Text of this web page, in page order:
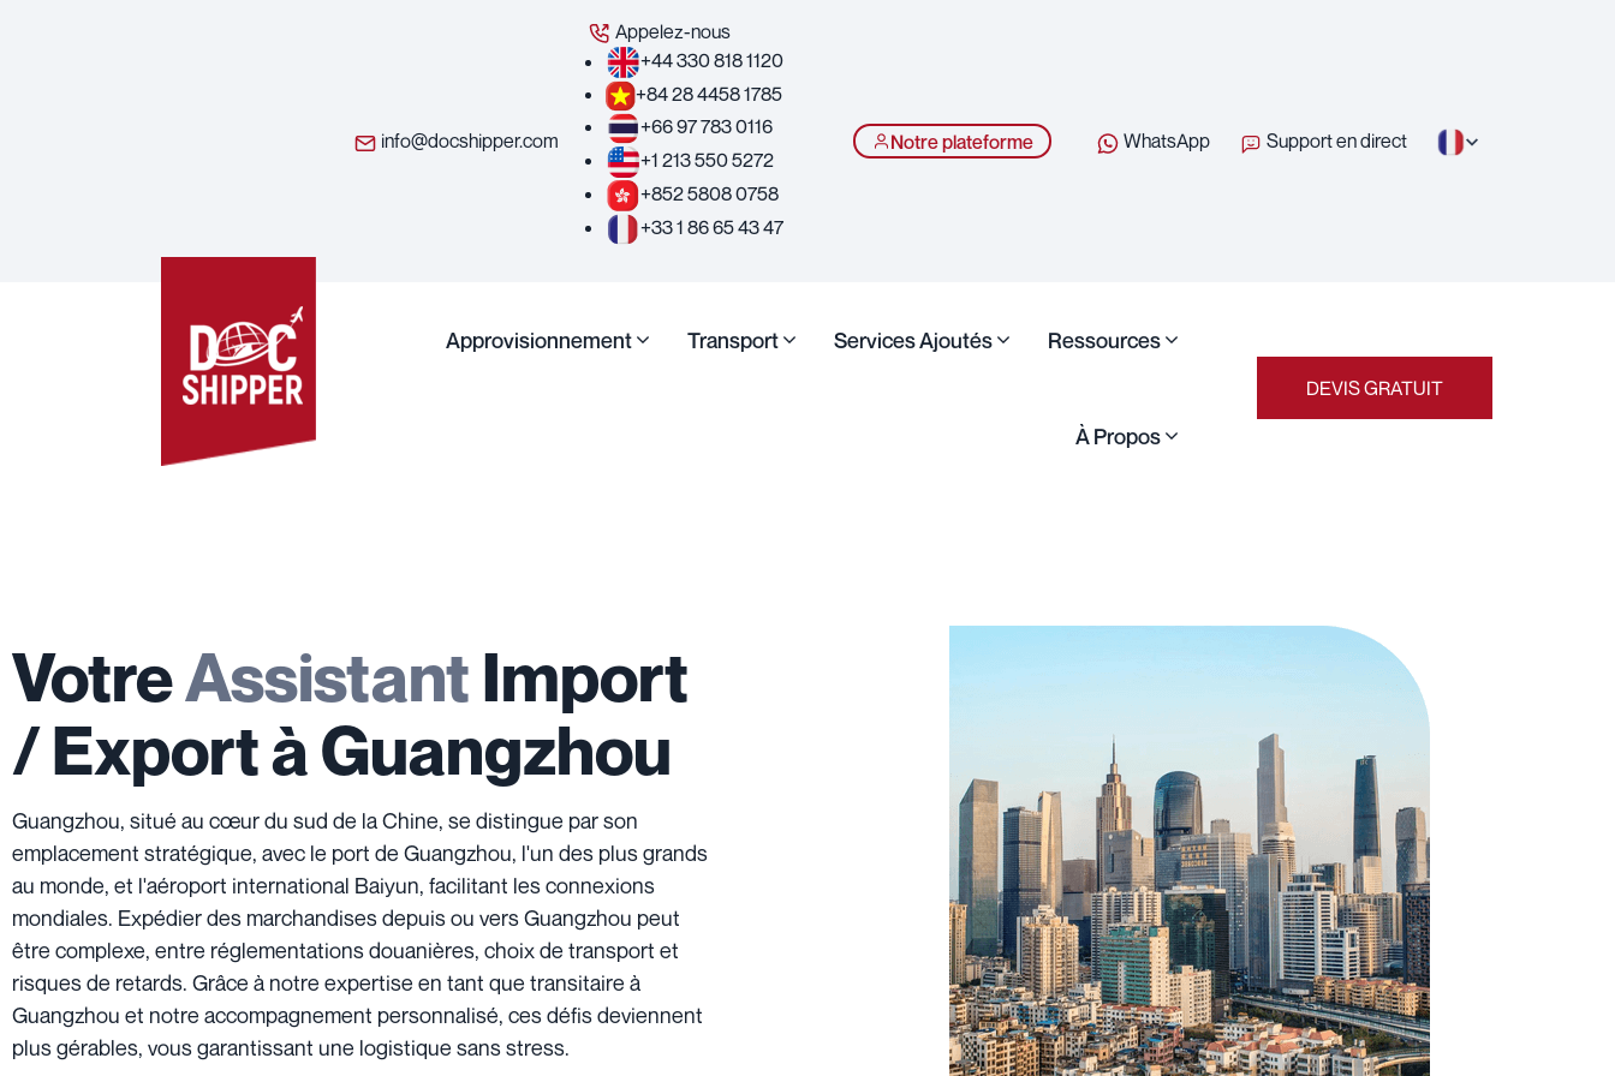
info@docshipper.com
Appelez-nous
+44 330 818 1120
+84 28 4458 1785
+66 97 783 0116
+1 213 550 5272
+852 5808 0758
+33 1 86 65 43 47
Notre plateforme WhatsApp Support en direct
Approvisionnement Transport Services Ajoutés Ressources
À Propos
DEVIS GRATUIT
VotreAssistantImport
/ Export à Guangzhou
Guangzhou, situé au cœur du sud de la Chine, se distingue par son
emplacement stratégique, avec le port de Guangzhou, l'un des plus grands
au monde, et l'aéroport international Baiyun, facilitant les connexions
mondiales. Expédier des marchandises depuis ou vers Guangzhou peut
être complexe, entre réglementations douanières, choix de transport et
risques de retards. Grâce à notre expertise en tant que transitaire à
Guangzhou et notre accompagnement personnalisé, ces défis deviennent
plus gérables, vous garantissant une logistique sans stress.